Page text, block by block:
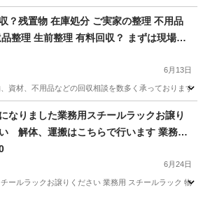
断捨離
？残置物 在庫処分 ご実家の整理 不用品
整理 生前整理 有料回収？ まずは現場に
6月13日
資材、不用品などの回収相談を数多く承っております
無料
なりました業務用スチールラックお譲り
解体、運搬はこちらで行います 業務用
ラック 物品棚 軽中量ラック 中軽量ラッ
ス用 店舗什器 倉庫用 スチールシェルフ
スなどなど
6月24日
ールラックお譲りください 業務用 スチールラック 物